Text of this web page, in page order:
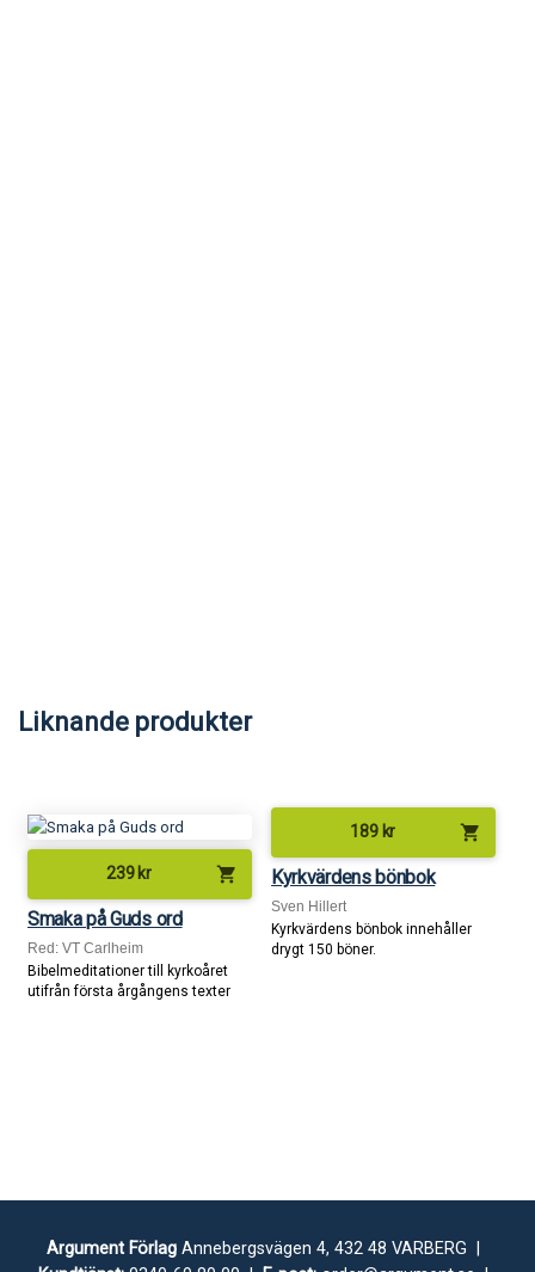
Liknande produkter
239 kr shopping_cart
Smaka på Guds ord
Red: VT Carlheim
Bibelmeditationer till kyrkoåret
utifrån första årgångens texter
189 kr shopping_cart
Kyrkvärdens bönbok
Sven Hillert
Kyrkvärdens bönbok innehåller
drygt 150 böner.
Argument FörlagAnnebergsvägen 4, 432 48 VARBERG |